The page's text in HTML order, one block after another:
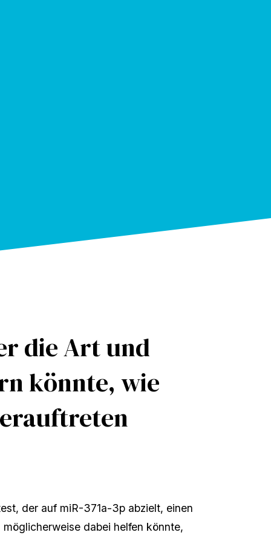
die Art und
könnte, wie
der auf miR-371a-3p abzielt, einen
dabei helfen könnte,